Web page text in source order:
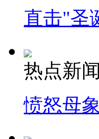
直击"圣
热点新闻
愤怒母